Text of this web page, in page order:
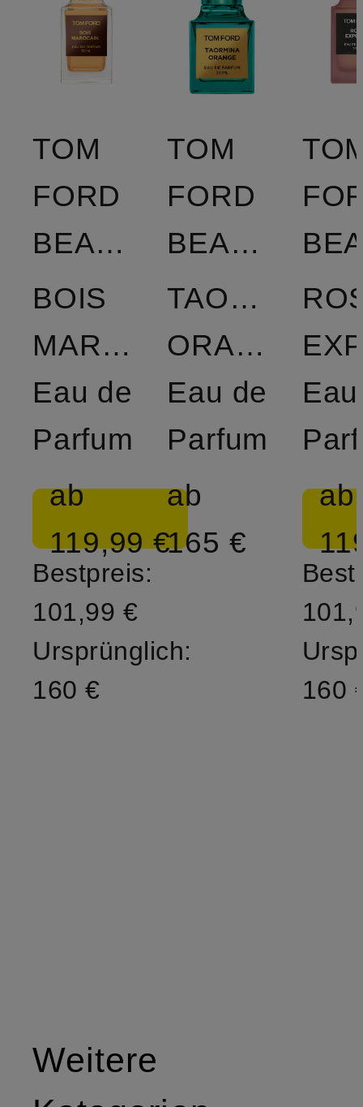
TOM
FORD
BEAUTY
BOIS
MAROCAIN
Eau de
Parfum
ab
119,99 €
Bestpreis:
101,99 €
Ursprünglich:
160 €
TOM
FORD
BEAUTY
TAORMINA
ORANGE
Eau de
Parfum
ab
165 €
ab
160
Weitere